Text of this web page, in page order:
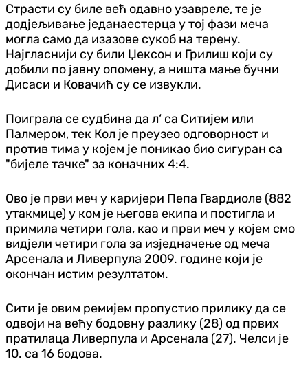
Страсти су биле већ одавно узавреле, те је
додјељивање једанаестерца у тој фази меча
могла само да изазове сукоб на терену.
Најгласнији су били Џексон и Грилиш који су
добили по јавну опомену, а ништа мање бучни
Дисаси и Ковачић су се извукли.
Поиграла се судбина да л‘ са Ситијем или
Палмером, тек Кол је преузео одговорност и
против тима у којем је поникао био сигуран са
"бијеле тачке" за коначних 4:4.
Ово је први меч у каријери Пепа Гвардиоле (882
утакмице) у ком је његова екипа и постигла и
примила четири гола, као и први меч у којем смо
видјели четири гола за изједначење од меча
Арсенала и Ливерпула 2009. године који је
окончан истим резултатом.
Сити је овим ремијем пропустио прилику да се
одвоји на већу бодовну разлику (28) од првих
пратилаца Ливерпула и Арсенала (27). Челси је
10. са 16 бодова.